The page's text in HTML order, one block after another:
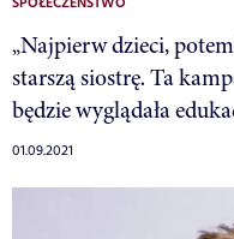
„Najpierw dzieci,
starszą siostrę. Ta
będzie wyglądała
01.09.2021